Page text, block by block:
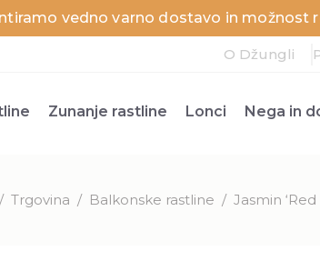
vedno varno dostavo in možnost
O Džungli
Zunanje rastline Lonci Nega in
/ Trgovina / Balkonske rastline / Jasmin